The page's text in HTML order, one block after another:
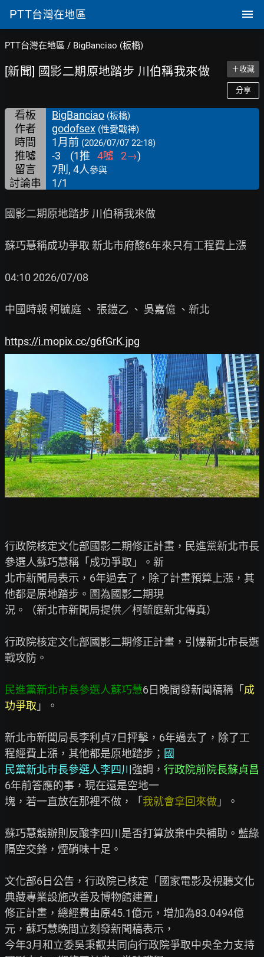
PTT台灣在地區
PTT台灣在地區 / BigBanciao (板橋)
[新聞] 國影二期原地踏步 川伯稱我來做 ＋收藏
分享
看板 BigBanciao (板橋)
作者 godofsex (性愛戰神)
時間 1月前 (2026/07/07 22:18)
推噓 -3 (1推 4噓 2→)
留言
7則, 4人參與
討論串 1/1
國影二期原地踏步 川伯稱我來做
蘇巧慧稱成功爭取 新北市府酸6年來只有工程費上漲
04:10 2026/07/08
中國時報 柯毓庭 、 張鎧乙 、 吳嘉億 、新北
https://i.mopix.cc/g6fGrK.jpg
行政院核定文化部國影二期修正計畫，民進黨新北市長
參選人蘇巧慧稱「成功爭取」。新
北市新聞局表示，6年過去了，除了計畫預算上漲，其
他都是原地踏步。圖為國影二期現
況。（新北市新聞局提供／柯毓庭新北傳真）
行政院核定文化部國影二期修正計畫，引爆新北市長選
戰攻防。
民進黨新北市長參選人蘇巧慧6日晚間發新聞稿稱「 成
功爭取 」。
新北市新聞局長李利貞7日抨擊，6年過去了，除了工
程經費上漲，其他都是原地踏步； 國
民黨新北市長參選人李四川 強調， 行政院前院長蘇貞昌
6年前答應的事，現在還是空地一
塊，若一直放在那裡不做，「 我就會拿回來做 」。
蘇巧慧競辦則反酸李四川是否打算放棄中央補助。藍綠
隔空交鋒，煙硝味十足。
文化部6日公告，行政院已核定「國家電影及視聽文化
典藏專業設施改善及博物館建置」
修正計畫，總經費由原45.1億元，增加為83.0494億
元，蘇巧慧晚間立刻發新聞稿表示，
今年3月和立委吳秉叡共同向行政院爭取中央全力支持